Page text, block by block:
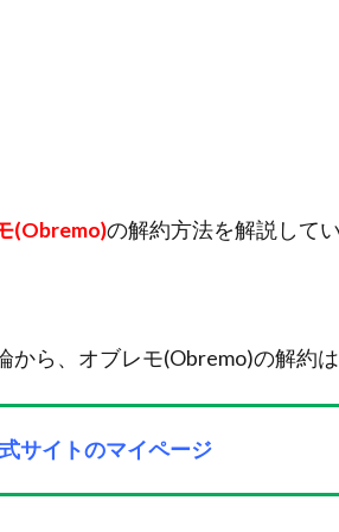
(Obremo)の解約方法を解説してい
から、オブレモ(Obremo)の解約は
式サイトのマイページ